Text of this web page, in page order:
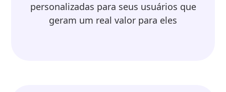
personalizadas para seus usuários que
geram um real valor para eles